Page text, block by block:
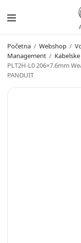
Početna / Webshop /
Management /
PLT2H-L0 206×7.6mm
PANDUIT